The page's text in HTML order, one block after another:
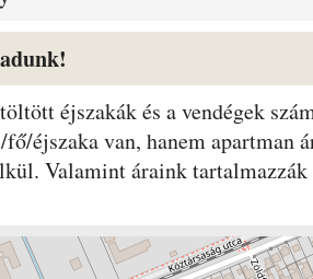
éjszakák és a vendégek
éjszaka van, hanem apartman
Valamint áraink